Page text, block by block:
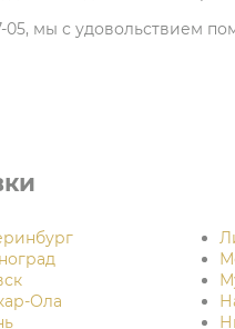
05, мы с удовольствием
Ола